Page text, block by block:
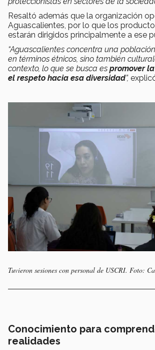
Resaltó además que la organización
Aguascalientes, por lo que los
estarán dirigidos principalmente a ese
“Aguascalientes concentra una
en términos étnicos, sino también
contexto, lo que se busca es promover
el respeto hacia esa diversidad”,
Tuvieron sesiones con personal de USCRI. Foto:
Conocimiento para
realidades